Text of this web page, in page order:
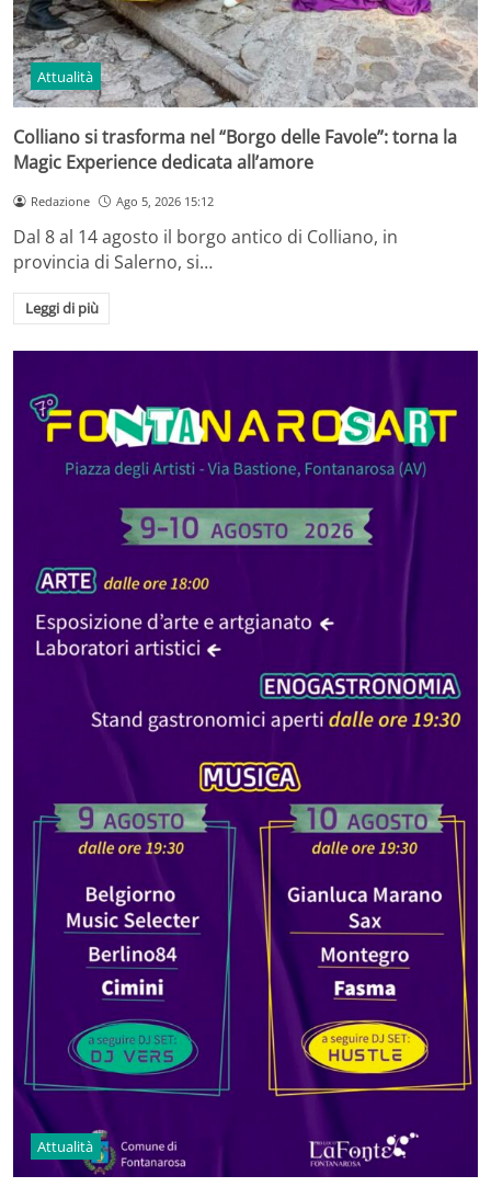
Attualità
Colliano si trasforma nel “Borgo delle Favole”: torna la
Magic Experience dedicata all’amore
Redazione Ago 5, 2026 15:12
Dal 8 al 14 agosto il borgo antico di Colliano, in
provincia di Salerno, si…
Leggi di più
Attualità